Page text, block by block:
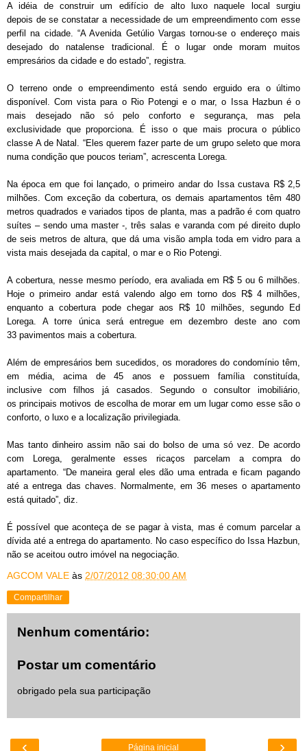
A idéia de construir um edifício de alto luxo naquele local surgiu
depois de se constatar a necessidade de um empreendimento com esse
perfil na cidade. “A Avenida Getúlio Vargas tornou-se o endereço mais
desejado do natalense tradicional. É o lugar onde moram muitos
empresários da cidade e do estado”, registra.
O terreno onde o empreendimento está sendo erguido era o último
disponível. Com vista para o Rio Potengi e o mar, o Issa Hazbun é o
mais desejado não só pelo conforto e segurança, mas pela
exclusividade que proporciona. É isso o que mais procura o público
classe A de Natal. “Eles querem fazer parte de um grupo seleto que mora
numa condição que poucos teriam”, acrescenta Lorega.
Na época em que foi lançado, o primeiro andar do Issa custava R$ 2,5
milhões. Com exceção da cobertura, os demais apartamentos têm 480
metros quadrados e variados tipos de planta, mas a padrão é com quatro
suítes – sendo uma master -, três salas e varanda com pé direito duplo
de seis metros de altura, que dá uma visão ampla toda em vidro para a
vista mais desejada da capital, o mar e o Rio Potengi.
A cobertura, nesse mesmo período, era avaliada em R$ 5 ou 6 milhões.
Hoje o primeiro andar está valendo algo em torno dos R$ 4 milhões,
enquanto a cobertura pode chegar aos R$ 10 milhões, segundo Ed
Lorega. A torre única será entregue em dezembro deste ano com
33 pavimentos mais a cobertura.
Além de empresários bem sucedidos, os moradores do condomínio têm,
em média, acima de 45 anos e possuem família constituída,
inclusive com filhos já casados. Segundo o consultor imobiliário,
os principais motivos de escolha de morar em um lugar como esse são o
conforto, o luxo e a localização privilegiada.
Mas tanto dinheiro assim não sai do bolso de uma só vez. De acordo
com Lorega, geralmente esses ricaços parcelam a compra do
apartamento. “De maneira geral eles dão uma entrada e ficam pagando
até a entrega das chaves. Normalmente, em 36 meses o apartamento
está quitado”, diz.
É possível que aconteça de se pagar à vista, mas é comum parcelar a
dívida até a entrega do apartamento. No caso específico do Issa Hazbun,
não se aceitou outro imóvel na negociação.
AGCOM VALE às 2/07/2012 08:30:00 AM
Compartilhar
Nenhum comentário:
Postar um comentário
obrigado pela sua participação
‹ ›
Página inicial